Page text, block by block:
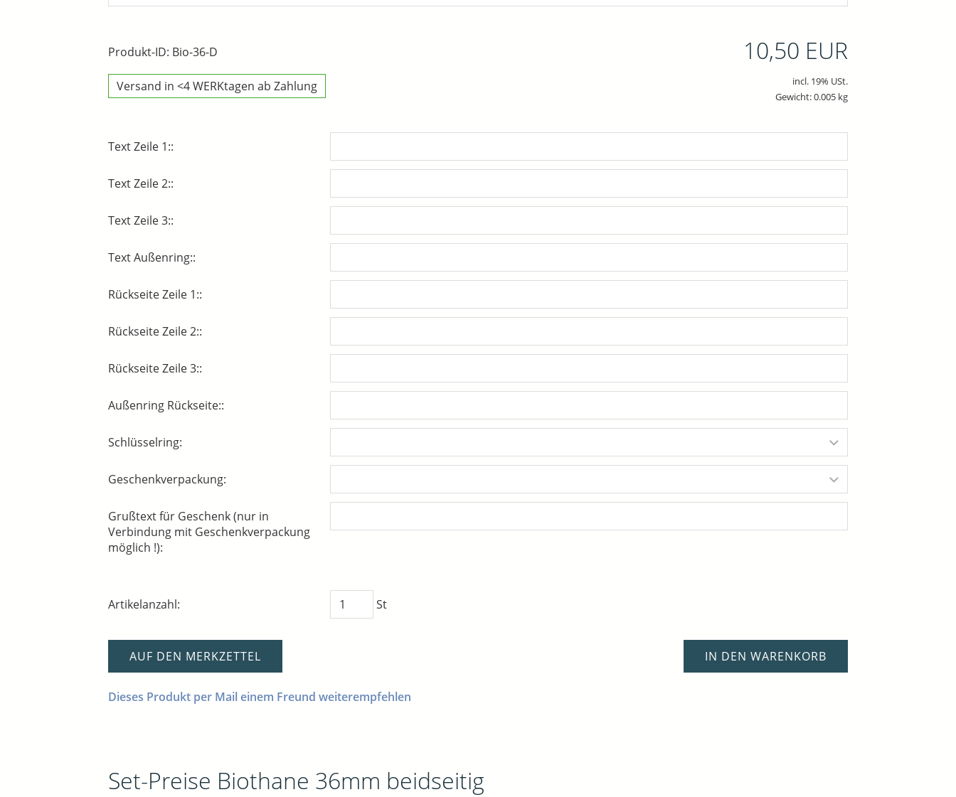
Produkt-ID: Bio-36-D
Versand in <4 WERKtagen ab Zahlung
10,50 EUR
incl. 19% USt.
Gewicht: 0.005 kg
Text Zeile 1::
Text Zeile 2::
Text Zeile 3::
Text Außenring::
Rückseite Zeile 1::
Rückseite Zeile 2::
Rückseite Zeile 3::
Außenring Rückseite::
Schlüsselring:
Geschenkverpackung:
Grußtext für Geschenk (nur in
Verbindung mit Geschenkverpackung
möglich !):
Artikelanzahl: St
IN DEN WARENKORB
AUF DEN MERKZETTEL
Dieses Produkt per Mail einem Freund weiterempfehlen
Set-Preise Biothane 36mm beidseitig